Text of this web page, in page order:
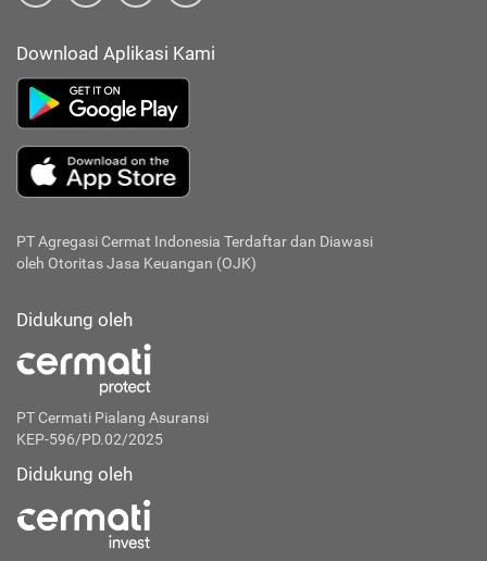
Download Aplikasi Kami
PT Agregasi Cermat Indonesia Terdaftar dan Diawasi
oleh Otoritas Jasa Keuangan (OJK)
Didukung oleh
PT Cermati Pialang Asuransi
KEP-596/PD.02/2025
Didukung oleh